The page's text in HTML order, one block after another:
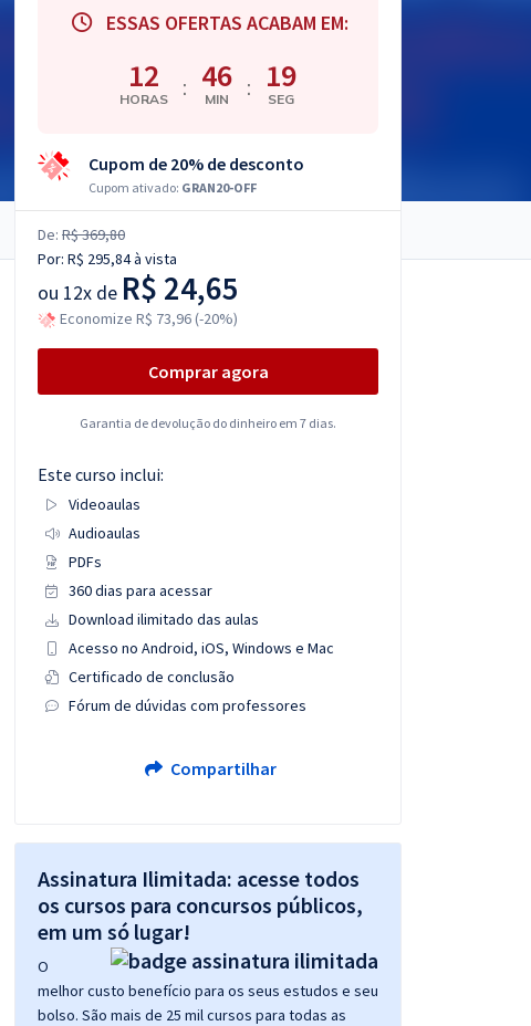
ESSAS OFERTAS ACABAM EM:
12
HORAS : 46
MIN : 18
SEG
Cupom de 20% de desconto
Cupom ativado: GRAN20-OFF
De: R$ 369,80
Por: R$ 295,84à vista
ou 12x de R$ 24,65
Economize R$ 73,96 (-20%)
Comprar agora
Garantia de devolução do dinheiro em 7 dias.
Este curso inclui:
Videoaulas
Audioaulas
PDFs
360 dias para acessar
Download ilimitado das aulas
Acesso no Android, iOS, Windows e Mac
Certificado de conclusão
Fórum de dúvidas com professores
Compartilhar
Assinatura Ilimitada: acesse todos
os cursos para concursos públicos,
em um só lugar!
O
melhor custo benefício para os seus estudos e seu
bolso. São mais de 25 mil cursos para todas as